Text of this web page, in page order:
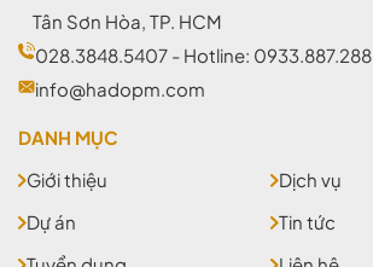
Tân Sơn Hòa, TP. HCM
028.3848.5407 - Hotline: 0933.887.288
info@hadopm.com
DANH MỤC
Giới thiệu
Dịch vụ
Dự án
Tin tức